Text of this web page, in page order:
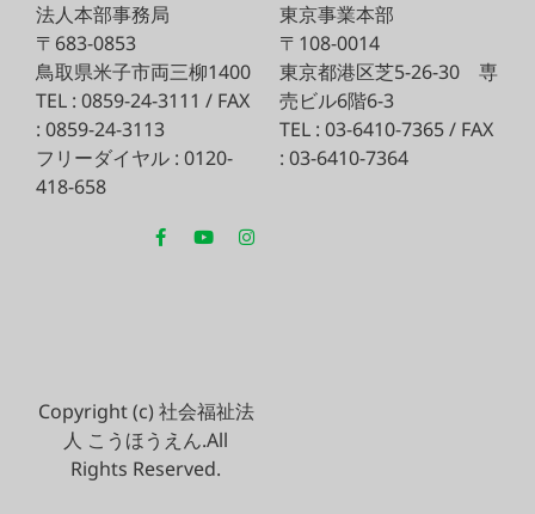
法人本部事務局
〒683-0853
鳥取県米子市両三柳1400
TEL : 0859-24-3111 / FAX
: 0859-24-3113
フリーダイヤル : 0120-
418-658
東京事業本部
〒108-0014
東京都港区芝5-26-30 専
売ビル6階6-3
TEL : 03-6410-7365 / FAX
: 03-6410-7364
Copyright (c) 社会福祉法
人 こうほうえん.All
Rights Reserved.